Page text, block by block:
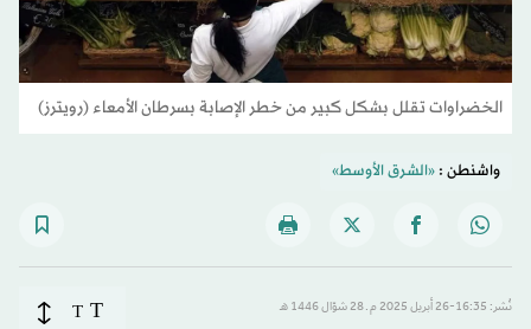
الخضراوات تقلل بشكل كبير من خطر الإصابة بسرطان الأمعاء (رويترز)
واشنطن :«الشرق الأوسط»
نُشر: 16:35-26 أبريل 2025 م ـ 28 شوّال 1446 هـ T
T